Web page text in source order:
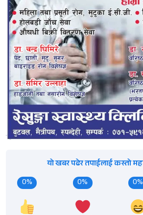
यो खबर पढेर तपाईलाई कस्तो
0%
0% 0%